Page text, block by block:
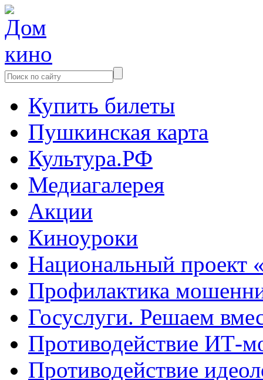
Купить билеты
Пушкинская карта
Культура.РФ
Медиагалерея
Акции
Киноуроки
Национальный проект
Профилактика
Госуслуги. Решаем
Противодействие ИТ-
Противодействие